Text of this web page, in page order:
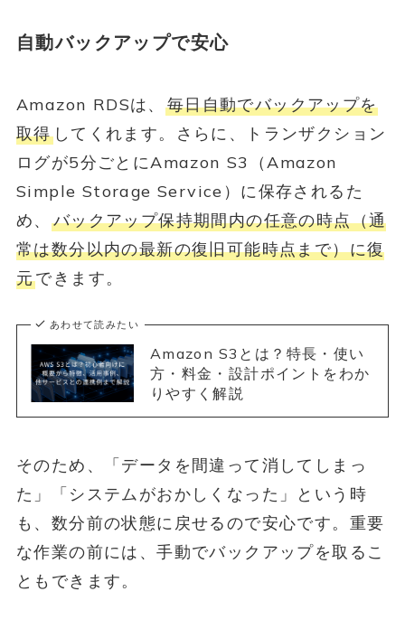
自動バックアップで安心
Amazon RDSは、 毎日自動でバックアップを
取得してくれます。さらに、トランザクション
ログが5分ごとにAmazon S3（Amazon
Simple Storage Service）に保存されるた
め、 バックアップ保持期間内の任意の時点（通
常は数分以内の最新の復旧可能時点まで）に復
元できます。
あわせて読みたい
Amazon S3とは？特長・使い
方・料金・設計ポイントをわか
りやすく解説
そのため、「データを間違って消してしまっ
た」「システムがおかしくなった」という時
も、数分前の状態に戻せるので安心です。重要
な作業の前には、手動でバックアップを取るこ
ともできます。